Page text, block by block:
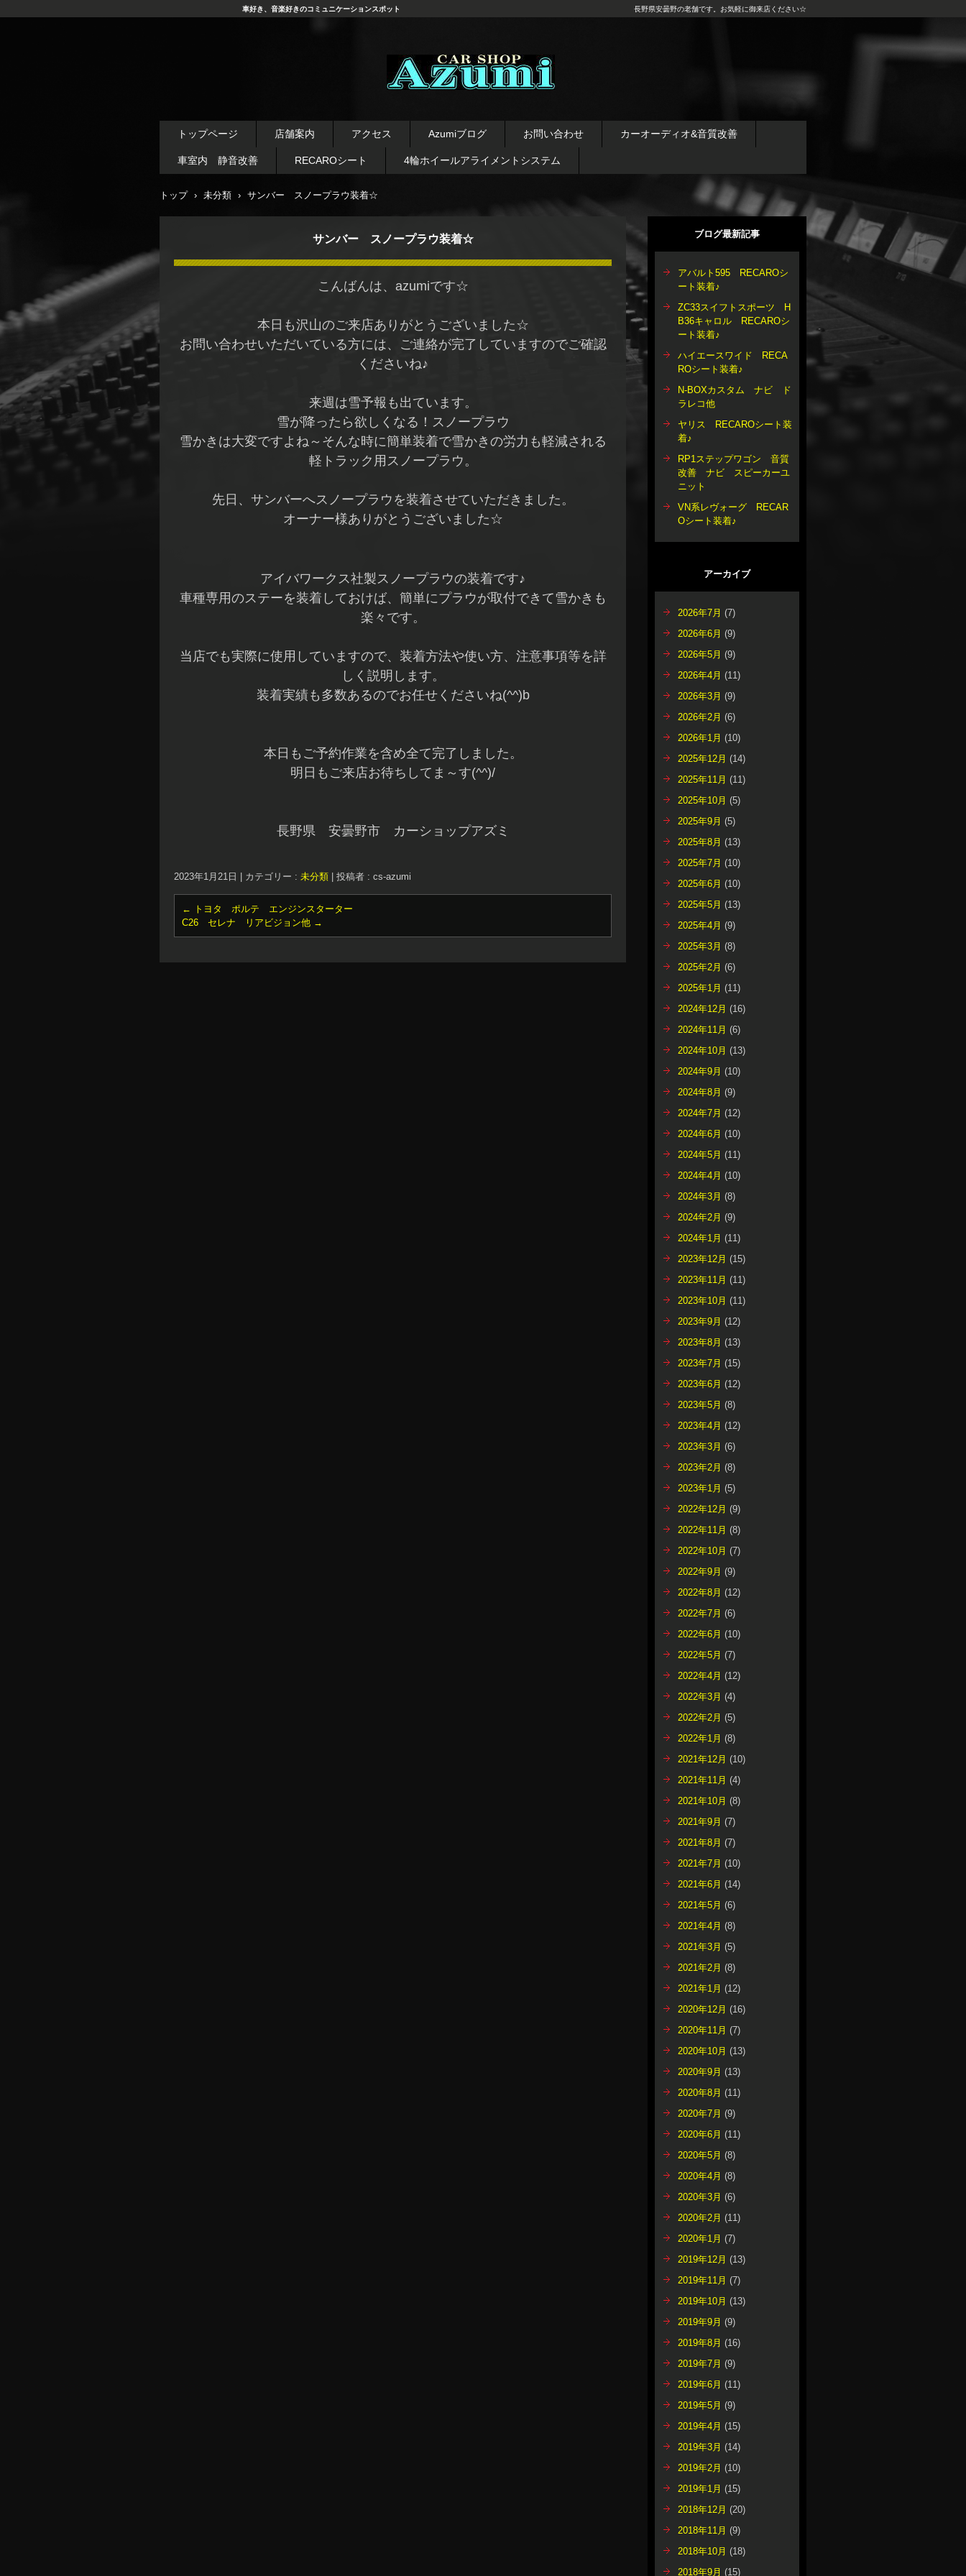
イール デッドニング カーオ
ーディオ レカロシート
車好き、音楽好きのコミュニケーションスポット 長野県安曇野の老舗です。お気軽に御来店ください☆
トップページ 店舗案内 アクセス Azumiブログ お問い合わせ カーオーディオ&音質改善
車室内 静音改善 RECAROシート 4輪ホイールアライメントシステム
トップ › 未分類 › サンバー スノープラウ装着☆
サンバー スノープラウ装着☆
こんばんは、azumiです☆
本日も沢山のご来店ありがとうございました☆
お問い合わせいただいている方には、ご連絡が完了していますのでご確認
くださいね♪
来週は雪予報も出ています。
雪が降ったら欲しくなる！スノープラウ
雪かきは大変ですよね～そんな時に簡単装着で雪かきの労力も軽減される
軽トラック用スノープラウ。
先日、サンバーへスノープラウを装着させていただきました。
オーナー様ありがとうございました☆
アイバワークス社製スノープラウの装着です♪
車種専用のステーを装着しておけば、簡単にプラウが取付できて雪かきも
楽々です。
当店でも実際に使用していますので、装着方法や使い方、注意事項等を詳
しく説明します。
装着実績も多数あるのでお任せくださいね(^^)b
本日もご予約作業を含め全て完了しました。
明日もご来店お待ちしてま～す(^^)/
長野県 安曇野市 カーショップアズミ
2023年1月21日 カテゴリー : 未分類 投稿者 : cs-azumi
←
トヨタ ポルテ エンジンスターター
C26 セレナ リアビジョン他 →
ブログ最新記事
アバルト595 RECAROシ
ート装着♪
ZC33スイフトスポーツ H
B36キャロル RECAROシ
ート装着♪
ハイエースワイド RECA
ROシート装着♪
N-BOXカスタム ナビ ド
ラレコ他
ヤリス RECAROシート装
着♪
RP1ステップワゴン 音質
改善 ナビ スピーカーユ
ニット
VN系レヴォーグ RECAR
Oシート装着♪
アーカイブ
2026年7月 (7)
2026年6月 (9)
2026年5月 (9)
2026年4月 (11)
2026年3月 (9)
2026年2月 (6)
2026年1月 (10)
2025年12月 (14)
2025年11月 (11)
2025年10月 (5)
2025年9月 (5)
2025年8月 (13)
2025年7月 (10)
2025年6月 (10)
2025年5月 (13)
2025年4月 (9)
2025年3月 (8)
2025年2月 (6)
2025年1月 (11)
2024年12月 (16)
2024年11月 (6)
2024年10月 (13)
2024年9月 (10)
2024年8月 (9)
2024年7月 (12)
2024年6月 (10)
2024年5月 (11)
2024年4月 (10)
2024年3月 (8)
2024年2月 (9)
2024年1月 (11)
2023年12月 (15)
2023年11月 (11)
2023年10月 (11)
2023年9月 (12)
2023年8月 (13)
2023年7月 (15)
2023年6月 (12)
2023年5月 (8)
2023年4月 (12)
2023年3月 (6)
2023年2月 (8)
2023年1月 (5)
2022年12月 (9)
2022年11月 (8)
2022年10月 (7)
2022年9月 (9)
2022年8月 (12)
2022年7月 (6)
2022年6月 (10)
2022年5月 (7)
2022年4月 (12)
2022年3月 (4)
2022年2月 (5)
2022年1月 (8)
2021年12月 (10)
2021年11月 (4)
2021年10月 (8)
2021年9月 (7)
2021年8月 (7)
2021年7月 (10)
2021年6月 (14)
2021年5月 (6)
2021年4月 (8)
2021年3月 (5)
2021年2月 (8)
2021年1月 (12)
2020年12月 (16)
2020年11月 (7)
2020年10月 (13)
2020年9月 (13)
2020年8月 (11)
2020年7月 (9)
2020年6月 (11)
2020年5月 (8)
2020年4月 (8)
2020年3月 (6)
2020年2月 (11)
2020年1月 (7)
2019年12月 (13)
2019年11月 (7)
2019年10月 (13)
2019年9月 (9)
2019年8月 (16)
2019年7月 (9)
2019年6月 (11)
2019年5月 (9)
2019年4月 (15)
2019年3月 (14)
2019年2月 (10)
2019年1月 (15)
2018年12月 (20)
2018年11月 (9)
2018年10月 (18)
2018年9月 (15)